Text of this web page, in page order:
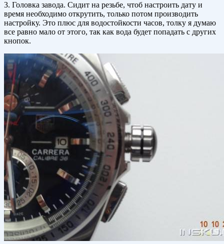
3. Головка завода. Сидит на резьбе, чтоб настроить дату и
время необходимо открутить, только потом производить
настройку. Это плюс для водостойкости часов, толку я думаю
все равно мало от этого, так как вода будет попадать с других
кнопок.